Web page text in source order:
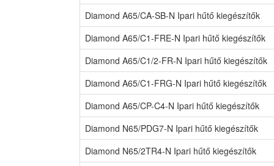
Diamond A65/CA-SB-N Ipari hűtő kiegészítők
Diamond A65/C1-FRE-N Ipari hűtő kiegészítők
Diamond A65/C1/2-FR-N Ipari hűtő kiegészítők
Diamond A65/C1-FRG-N Ipari hűtő kiegészítők
Diamond A65/CP-C4-N Ipari hűtő kiegészítők
Diamond N65/PDG7-N Ipari hűtő kiegészítők
Diamond N65/2TR4-N Ipari hűtő kiegészítők